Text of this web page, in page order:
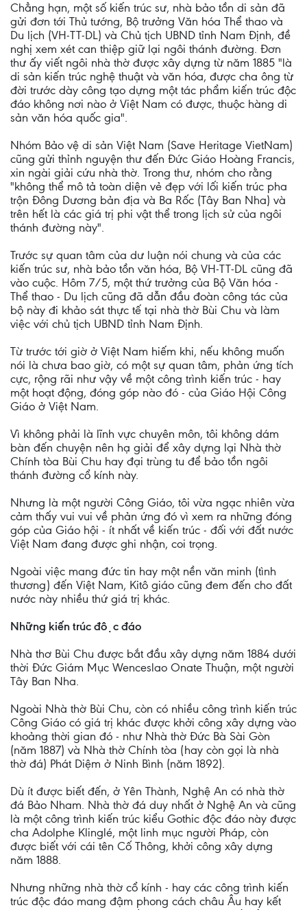
Chẳng hạn, một số kiến trúc sư, nhà bảo tồn di sản đã
gửi đơn tới Thủ tướng, Bộ trưởng Văn hóa Thể thao và
Du lịch (VH-TT-DL) và Chủ tịch UBND tỉnh Nam Định, đề
nghị xem xét can thiệp giữ lại ngôi thánh đường. Đơn
thư ấy viết ngôi nhà thờ được xây dựng từ năm 1885 "là
di sản kiến trúc nghệ thuật và văn hóa, được cha ông từ
đời trước dày công tạo dựng một tác phẩm kiến trúc độc
đáo không nơi nào ở Việt Nam có được, thuộc hàng di
sản văn hóa quốc gia".
Nhóm Bảo vệ di sản Việt Nam (Save Heritage VietNam)
cũng gửi thỉnh nguyện thư đến Đức Giáo Hoàng Francis,
xin ngài giải cứu nhà thờ. Trong thư, nhóm cho rằng
"không thể mô tả toàn diện vẻ đẹp với lối kiến trúc pha
trộn Đông Dương bản địa và Ba Rốc (Tây Ban Nha) và
trên hết là các giá trị phi vật thể trong lịch sử của ngôi
thánh đường này".
Trước sự quan tâm của dư luận nói chung và của các
kiến trúc sư, nhà bảo tồn văn hóa, Bộ VH-TT-DL cũng đã
vào cuộc. Hôm 7/5, một thứ trưởng của Bộ Văn hóa -
Thể thao - Du lịch cũng đã dẫn đầu đoàn công tác của
bộ này đi khảo sát thực tế tại nhà thờ Bùi Chu và làm
việc với chủ tịch UBND tỉnh Nam Định.
Từ trước tới giờ ở Việt Nam hiếm khi, nếu không muốn
nói là chưa bao giờ, có một sự quan tâm, phản ứng tích
cực, rộng rãi như vậy về một công trình kiến trúc - hay
một hoạt động, đóng góp nào đó - của Giáo Hội Công
Giáo ở Việt Nam.
Vì không phải là lĩnh vực chuyên môn, tôi không dám
bàn đến chuyện nên hạ giải để xây dựng lại Nhà thờ
Chính tòa Bùi Chu hay đại trùng tu để bảo tồn ngôi
thánh đường cổ kính này.
Nhưng là một người Công Giáo, tôi vừa ngạc nhiên vừa
cảm thấy vui vui về phản ứng đó vì xem ra những đóng
góp của Giáo hội - ít nhất về kiến trúc - đối với đất nước
Việt Nam đang được ghi nhận, coi trọng.
Ngoài việc mang đức tin hay một nền văn minh (tình
thương) đến Việt Nam, Kitô giáo cũng đem đến cho đất
nước này nhiều thứ giá trị khác.
Những kiến trúc độc đáo
Nhà thơ Bùi Chu được bắt đầu xây dựng năm 1884 dưới
thời Đức Giám Mục Wenceslao Onate Thuận, một người
Tây Ban Nha.
Ngoài Nhà thờ Bùi Chu, còn có nhiều công trình kiến trúc
Công Giáo có giá trị khác được khởi công xây dựng vào
khoảng thời gian đó - như Nhà thờ Đức Bà Sài Gòn
(năm 1887) và Nhà thờ Chính tòa (hay còn gọi là nhà
thờ đá) Phát Diệm ở Ninh Bình (năm 1892).
Dù ít được biết đến, ở Yên Thành, Nghệ An có nhà thờ
đá Bảo Nham. Nhà thờ đá duy nhất ở Nghệ An và cũng
là một công trình kiến trúc kiểu Gothic độc đáo này được
cha Adolphe Klinglé, một linh mục người Pháp, còn
được biết với cái tên Cố Thông, khởi công xây dựng
năm 1888.
Nhưng những nhà thờ cổ kính - hay các công trình kiến
trúc độc đáo mang đậm phong cách châu Âu hay kết